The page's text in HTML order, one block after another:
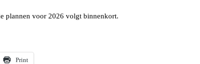
plannen voor 2026 volgt binnenkort.
Print